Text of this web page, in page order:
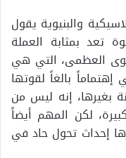
والبنيوية يقول
تعد بمثابة العملة
العظمى، التي هي
إهتماماً بالغاً لقوتها
بغيرها، إنه ليس من
لكن المهم أيضاً
إحداث تحول حاد في